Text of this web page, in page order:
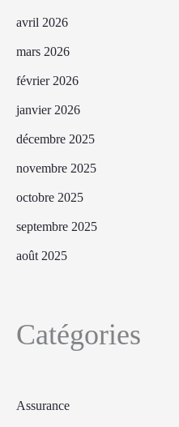
avril 2026
mars 2026
février 2026
janvier 2026
décembre 2025
novembre 2025
octobre 2025
septembre 2025
août 2025
Catégories
Assurance